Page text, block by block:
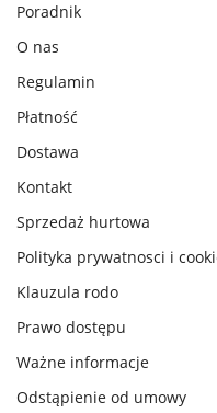
Poradnik
O nas
Regulamin
Płatność
Dostawa
Kontakt
Sprzedaż hurtowa
Polityka prywatnosci i
Klauzula rodo
Prawo dostępu
Ważne informacje
Odstąpienie od umowy